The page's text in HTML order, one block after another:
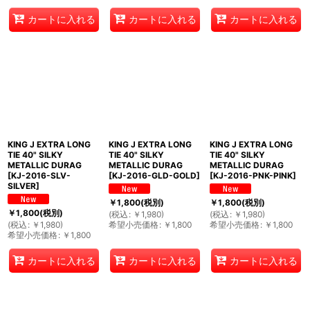
カートに入れる カートに入れる カートに入れる
KING J EXTRA LONG
TIE 40" SILKY
METALLIC DURAG
[KJ-2016-SLV-
SILVER]
￥1,800(税別)
(税込 : ￥ 1,980)
希望小売価格: ￥ 1,800
カートに入れる
KING J EXTRA LONG
TIE 40" SILKY
METALLIC DURAG
[KJ-2016-GLD-GOLD]
￥1,800(税別)
(税込 : ￥ 1,980)
希望小売価格: ￥ 1,800
カートに入れる
KING J EXTRA LONG
TIE 40" SILKY
METALLIC DURAG
[KJ-2016-PNK-PINK]
￥1,800(税別)
(税込 : ￥ 1,980)
希望小売価格: ￥ 1,800
カートに入れる